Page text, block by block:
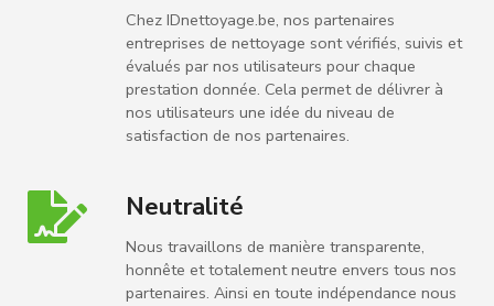
Chez IDnettoyage.be, nos partenaires
entreprises de nettoyage sont vérifiés, suivis et
évalués par nos utilisateurs pour chaque
prestation donnée. Cela permet de délivrer à
nos utilisateurs une idée du niveau de
satisfaction de nos partenaires.
Neutralité
Nous travaillons de manière transparente,
honnête et totalement neutre envers tous nos
partenaires. Ainsi en toute indépendance nous